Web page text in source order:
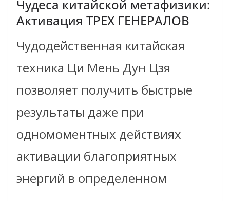
Чудеса китайской метафизики:
Активация ТРЕХ ГЕНЕРАЛОВ
Чудодейственная китайская
техника Ци Мень Дун Цзя
позволяет получить быстрые
результаты даже при
одномоментных действиях
активации благоприятных
энергий в определенном